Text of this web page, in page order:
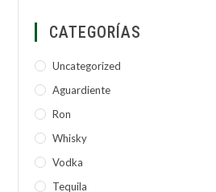
CATEGORÍAS
Uncategorized
Aguardiente
Ron
Whisky
Vodka
Tequila